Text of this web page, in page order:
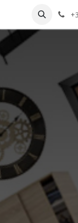
Help